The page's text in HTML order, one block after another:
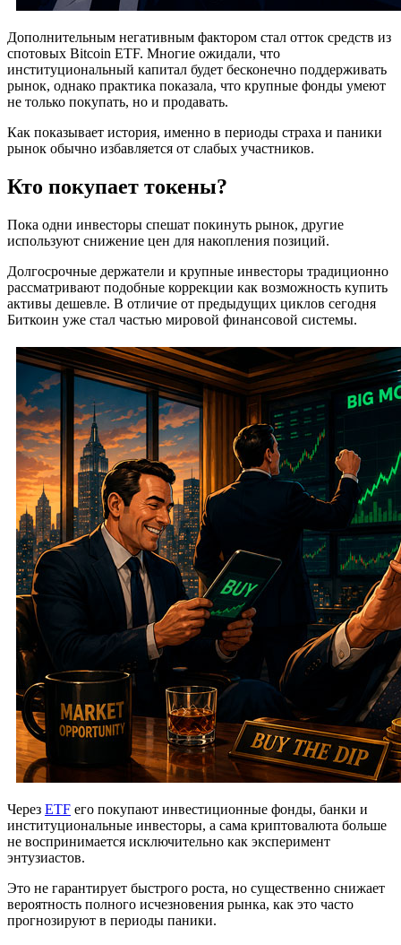
Дополнительным негативным фактором стал отток средств из
спотовых Bitcoin ETF. Многие ожидали, что
институциональный капитал будет бесконечно поддерживать
рынок, однако практика показала, что крупные фонды умеют
не только покупать, но и продавать.
Как показывает история, именно в периоды страха и паники
рынок обычно избавляется от слабых участников.
Кто покупает токены?
Пока одни инвесторы спешат покинуть рынок, другие
используют снижение цен для накопления позиций.
Долгосрочные держатели и крупные инвесторы традиционно
рассматривают подобные коррекции как возможность купить
активы дешевле. В отличие от предыдущих циклов сегодня
Биткоин уже стал частью мировой финансовой системы.
Через ETF его покупают инвестиционные фонды, банки и
институциональные инвесторы, а сама криптовалюта больше
не воспринимается исключительно как эксперимент
энтузиастов.
Это не гарантирует быстрого роста, но существенно снижает
вероятность полного исчезновения рынка, как это часто
прогнозируют в периоды паники.